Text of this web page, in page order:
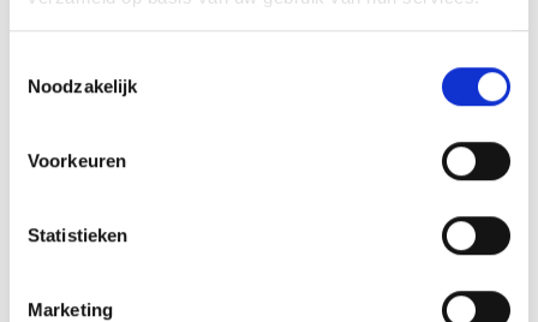
Noodzakelijk
Voorkeuren
Statistieken
Marketing